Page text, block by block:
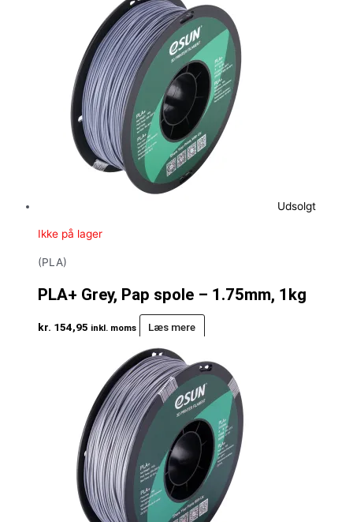
Udsolgt
Ikke på lager
(PLA)
PLA+ Grey, Pap spole – 1.75mm, 1kg
kr. 154,95 inkl. moms Læs mere